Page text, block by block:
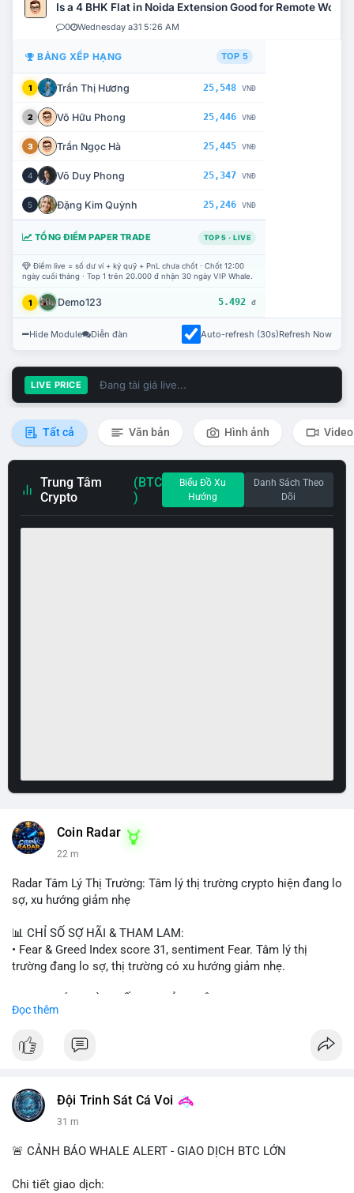
Is a 4 BHK Flat in Noida Extension Good for Remote Work?
0 Wednesday a31 5:26 AM
BẢNG XẾP HẠNG TOP 5
1 Trần Thị Hương 25,548 VNĐ
2 Võ Hữu Phong 25,446 VNĐ
3 Trần Ngọc Hà 25,445 VNĐ
4 Võ Duy Phong 25,347 VNĐ
5 Đặng Kim Quỳnh 25,246 VNĐ
TỔNG ĐIỂM PAPER TRADE TOP 5 · LIVE
Điểm live = số dư ví + ký quỹ + PnL chưa chốt · Chốt 12:00
ngày cuối tháng · Top 1 trên 20.000 đ nhận 30 ngày VIP Whale.
1 Demo123 5.492 đ
Hide Module Diễn đàn Auto-refresh (30s)Refresh Now
LIVE PRICE Đang tải giá live...
Tất cả Văn bản Hình ảnh Video
Trung Tâm
Crypto
(BTC
)
Biểu Đồ Xu
Hướng
Danh Sách Theo
Dõi
Coin Radar
22 m
Radar Tâm Lý Thị Trường: Tâm lý thị trường crypto hiện đang lo
sợ, xu hướng giảm nhẹ
📊 CHỈ SỐ SỢ HÃI & THAM LAM:
• Fear & Greed Index score 31, sentiment Fear. Tâm lý thị
trường đang lo sợ, thị trường có xu hướng giảm nhẹ.
• CoinGecko trending coins: Tutorial, Pudgy Penguins, IoTeX,
• LunarCrush trending topics: Ethereum, Solana, Dogecoin,
crypto interest.
• Telegram CoinTelegraph: xAI release, Cloudflare Kitesurf, EU
• Binance announcements: Apple/IBM dividend via bStocks,
Đọc thêm
Đội Trinh Sát Cá Voi
31 m
🚨 CẢNH BÁO WHALE ALERT - GIAO DỊCH BTC LỚN
Chi tiết giao dịch: